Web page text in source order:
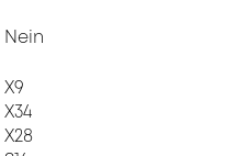
Nein
X9
X34
X28